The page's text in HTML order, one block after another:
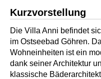
Kurzvorstellung
Die Villa Anni befindet
im Ostseebad Göhren.
Wohneinheiten ist ein
dank seiner Architektur
klassische